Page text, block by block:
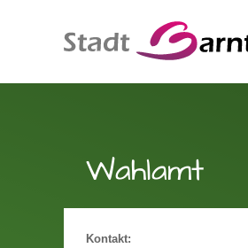
Wahlamt
Kontakt: